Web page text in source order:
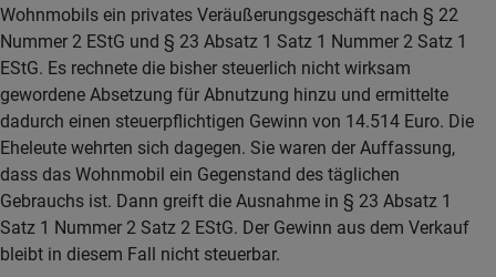
Wohnmobils ein privates Veräußerungsgeschäft nach § 22
Nummer 2 EStG und § 23 Absatz 1 Satz 1 Nummer 2 Satz 1
EStG. Es rechnete die bisher steuerlich nicht wirksam
gewordene Absetzung für Abnutzung hinzu und ermittelte
dadurch einen steuerpflichtigen Gewinn von 14.514 Euro. Die
Eheleute wehrten sich dagegen. Sie waren der Auffassung,
dass das Wohnmobil ein Gegenstand des täglichen
Gebrauchs ist. Dann greift die Ausnahme in § 23 Absatz 1
Satz 1 Nummer 2 Satz 2 EStG. Der Gewinn aus dem Verkauf
bleibt in diesem Fall nicht steuerbar.